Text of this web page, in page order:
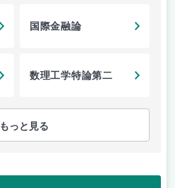
国際金融論
数理工学特論第二
もっと見る